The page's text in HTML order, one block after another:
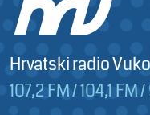
Hrvatski radio
107,2 FM / 104,1 FM